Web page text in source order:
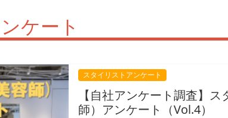
ケート
【自社アンケート調査】
師）アンケート（Vol.4）
スタイリストアンケート